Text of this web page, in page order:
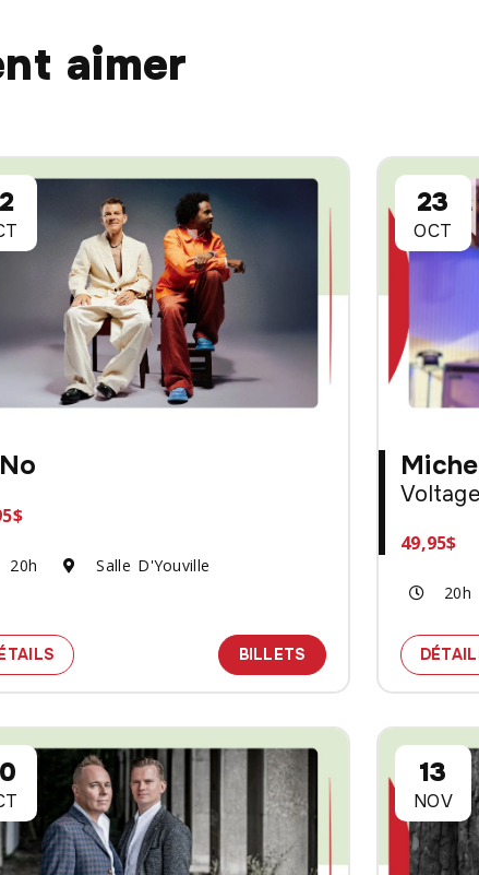
aimer
LE SPECTACLE CORDÂME - DÉESSES MYSTIQUES
20h Salle D'Youville
SPECTACLE LÉNO BILLETS DES BILLETS POUR
23
OCT
Voltage
49,95$
20h
13
NOV